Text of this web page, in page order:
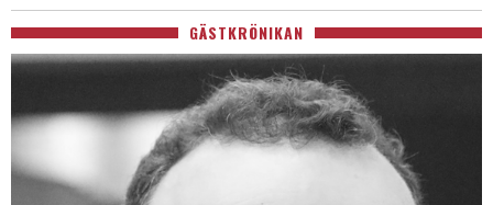
GÄSTKRÖNIKAN